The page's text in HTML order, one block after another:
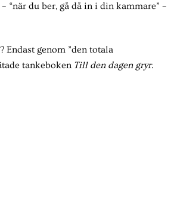
“när du ber, gå då in i din kammare” –
genom ”den totala
tankeboken Till den dagen gryr.